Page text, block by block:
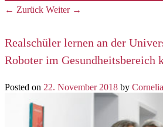
← Zurück Weiter →
Realschüler lernen an der
Roboter im Gesundheitsbereich
Posted on 22. November 2018 by